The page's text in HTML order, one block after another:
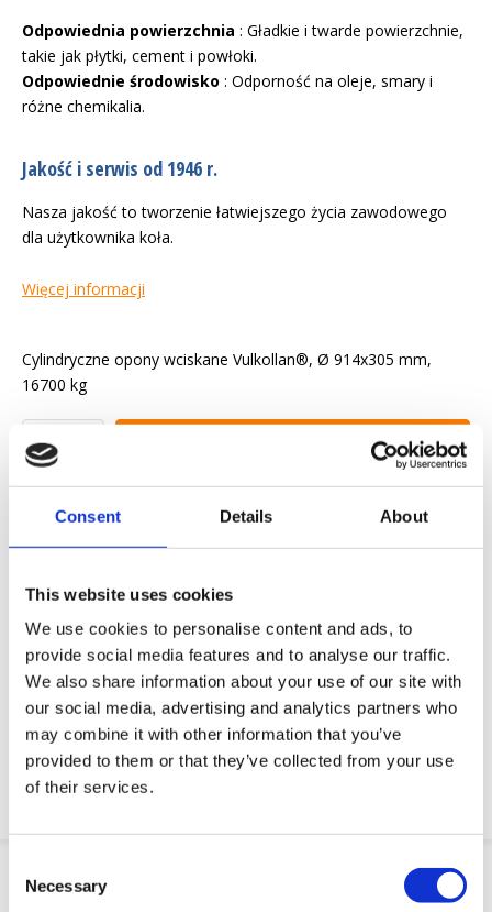
Consent Details About
This website uses cookies
We use cookies to personalise content and ads, to
provide social media features and to analyse our traffic.
We also share information about your use of our site with
our social media, advertising and analytics partners who
may combine it with other information that you’ve
provided to them or that they’ve collected from your use
of their services.
Selection
Necessary
Odpowiednia powierzchnia : Gładkie i twarde powierzchnie,
takie jak płytki, cement i powłoki.
Odpowiednie środowisko : Odporność na oleje, smary i
różne chemikalia.
Jakość i serwis od 1946 r.
Nasza jakość to tworzenie łatwiejszego życia zawodowego
dla użytkownika koła.
Więcej informacji
Cylindryczne opony wciskane Vulkollan®, Ø 914x305 mm,
16700 kg
Chcemy ułatwić ci życie zawodowe
Szybka dostawa
Żądanie części OE
Download PDF
Odpornosc chemiczna
Informacje o produkcie